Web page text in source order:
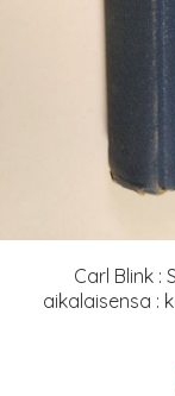
Carl Blink :
aikalaisensa :